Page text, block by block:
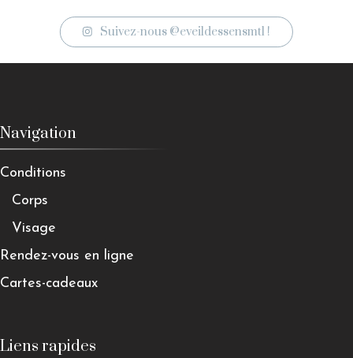
Suivez-nous @eveildessensmtl !
Navigation
Conditions
Corps
Visage
Rendez-vous en ligne
Cartes-cadeaux
Liens rapides